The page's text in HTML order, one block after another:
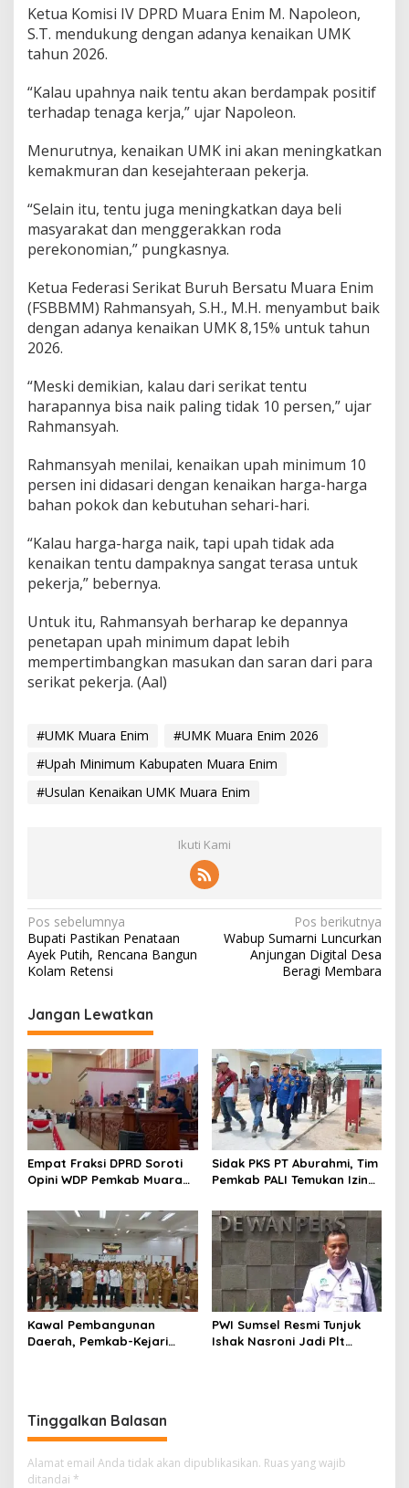
Ketua Komisi IV DPRD Muara Enim M. Napoleon,
S.T. mendukung dengan adanya kenaikan UMK
tahun 2026.
“Kalau upahnya naik tentu akan berdampak positif
terhadap tenaga kerja,” ujar Napoleon.
Menurutnya, kenaikan UMK ini akan meningkatkan
kemakmuran dan kesejahteraan pekerja.
“Selain itu, tentu juga meningkatkan daya beli
masyarakat dan menggerakkan roda
perekonomian,” pungkasnya.
Ketua Federasi Serikat Buruh Bersatu Muara Enim
(FSBBMM) Rahmansyah, S.H., M.H. menyambut baik
dengan adanya kenaikan UMK 8,15% untuk tahun
2026.
“Meski demikian, kalau dari serikat tentu
harapannya bisa naik paling tidak 10 persen,” ujar
Rahmansyah.
Rahmansyah menilai, kenaikan upah minimum 10
persen ini didasari dengan kenaikan harga-harga
bahan pokok dan kebutuhan sehari-hari.
“Kalau harga-harga naik, tapi upah tidak ada
kenaikan tentu dampaknya sangat terasa untuk
pekerja,” bebernya.
Untuk itu, Rahmansyah berharap ke depannya
penetapan upah minimum dapat lebih
mempertimbangkan masukan dan saran dari para
serikat pekerja. (Aal)
#UMK Muara Enim
#UMK Muara Enim 2026
#Upah Minimum Kabupaten Muara Enim
#Usulan Kenaikan UMK Muara Enim
Ikuti Kami
N
a
v
i
g
a
s
i
p
o
s
Pos sebelumnya
Bupati Pastikan Penataan
Ayek Putih, Rencana Bangun
Kolam Retensi
Pos berikutnya
Wabup Sumarni Luncurkan
Anjungan Digital Desa
Beragi Membara
Jangan Lewatkan
Empat Fraksi DPRD Soroti
Opini WDP Pemkab Muara
Kelola Keuangan
Sidak PKS PT Aburahmi, Tim
Pemkab PALI Temukan Izin
Kawal Pembangunan
Daerah, Pemkab-Kejari
PWI Sumsel Resmi Tunjuk
Ishak Nasroni Jadi Plt
Tinggalkan Balasan
Alamat email Anda tidak akan dipublikasikan. Ruas yang wajib
ditandai *